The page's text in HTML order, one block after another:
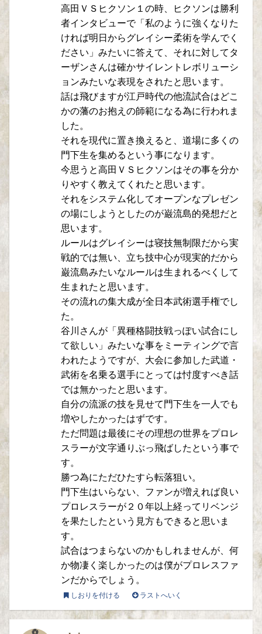
高田ＶＳヒクソン１の時、ヒクソンは勝利
者インタビューで「私のように強くなりた
ければ明日からグレイシー柔術を学んでく
ださい」みたいに答えて、それに対してタ
ーザンさんは確かサイレントレボリューシ
ョンみたいな表現をされたと思います。
話は飛びますが江戸時代の他流試合はどこ
かの藩のお抱えの師範になる為に行われま
した。
それを現代に置き換えると、道場に多くの
門下生を集めるという事になります。
今思うと高田ＶＳヒクソンはその事を分か
りやすく教えてくれたと思います。
それをシステム化してオープンなプレゼン
の場にしようとしたのが巌流島的発想だと
思います。
ルールはグレイシーは寝技無制限だから実
戦的では無い、立ち技中心が現実的だから
巌流島みたいなルールは生まれるべくして
生まれたと思います。
その流れの集大成が全日本武術選手権でし
た。
谷川さんが「異種格闘技戦っぽい試合にし
て欲しい」みたいな事をミーティングで言
われたようですが、大会に参加した武道・
武術を名乗る選手にとっては忖度すべき話
では無かったと思います。
自分の流派の技を見せて門下生を一人でも
増やしたかったはずです。
ただ問題は最後にその理想の世界をプロレ
スラーが文字通りぶっ飛ばしたという事で
す。
勝つ為にただひたすら転落狙い。
門下生はいらない、ファンが増えれば良い
プロレスラーが２０年以上経ってリベンジ
を果たしたという見方もできると思いま
す。
試合はつまらないのかもしれませんが、何
か物凄く楽しかったのは僕がプロレスファ
ンだからでしょう。
しおりを付ける ラストへいく